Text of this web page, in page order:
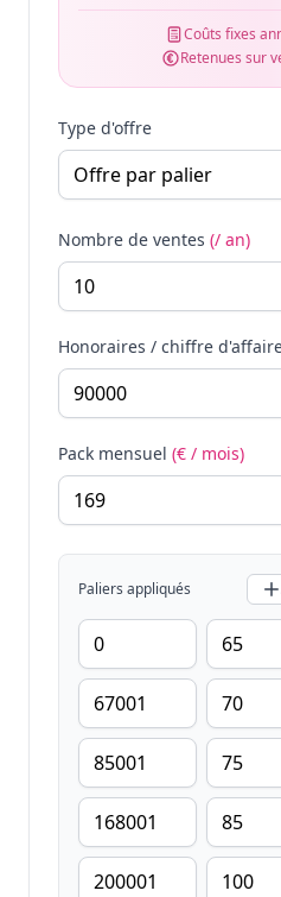
Coûts fixes
Retenues sur
Type d'offre
Nombre de ventes (/ an)
Honoraires / chiffre
Pack mensuel (€ / mois)
Paliers appliqués